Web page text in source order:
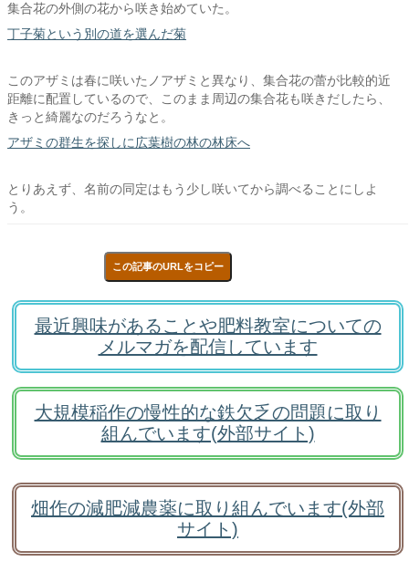
集合花の外側の花から咲き始めていた。
丁子菊という別の道を選んだ菊
このアザミは春に咲いたノアザミと異なり、集合花の蕾が比較的近
距離に配置しているので、このまま周辺の集合花も咲きだしたら、
きっと綺麗なのだろうなと。
アザミの群生を探しに広葉樹の林の林床へ
とりあえず、名前の同定はもう少し咲いてから調べることにしよ
う。
この記事のURLをコピー
最近興味があることや肥料教室についての
メルマガを配信しています
大規模稲作の慢性的な鉄欠乏の問題に取り
組んでいます(外部サイト)
畑作の減肥減農薬に取り組んでいます(外部
サイト)